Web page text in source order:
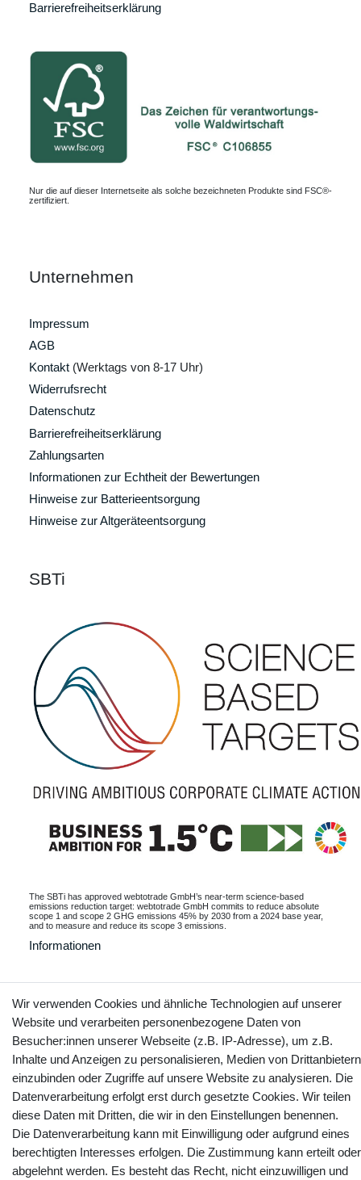
Barrierefreiheitserklärung
Nur die auf dieser Internetseite als solche bezeichneten Produkte sind FSC®-
zertifiziert.
Unternehmen
Impressum
AGB
Kontakt (Werktags von 8-17 Uhr)
Widerrufsrecht
Datenschutz
Barrierefreiheitserklärung
Zahlungsarten
Informationen zur Echtheit der Bewertungen
Hinweise zur Batterieentsorgung
Hinweise zur Altgeräteentsorgung
SBTi
The SBTi has approved webtotrade GmbH’s near-term science-based
emissions reduction target: webtotrade GmbH commits to reduce absolute
scope 1 and scope 2 GHG emissions 45% by 2030 from a 2024 base year,
and to measure and reduce its scope 3 emissions.
Informationen
Vertrag widerrufen Kontakt
YouTube Facebook Instagram
Wir verwenden Cookies und ähnliche Technologien auf unserer
Website und verarbeiten personenbezogene Daten von
Besucher:innen unserer Webseite (z.B. IP-Adresse), um z.B.
Inhalte und Anzeigen zu personalisieren, Medien von Drittanbietern
einzubinden oder Zugriffe auf unsere Website zu analysieren. Die
Datenverarbeitung erfolgt erst durch gesetzte Cookies. Wir teilen
diese Daten mit Dritten, die wir in den Einstellungen benennen.
Die Datenverarbeitung kann mit Einwilligung oder aufgrund eines
berechtigten Interesses erfolgen. Die Zustimmung kann erteilt oder
abgelehnt werden. Es besteht das Recht, nicht einzuwilligen und